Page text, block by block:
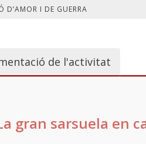
D’AMOR I DE GUERRA
de l'activitat
La gran sarsuela en